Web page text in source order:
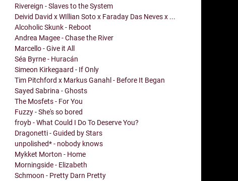
Rivereign - Slaves to the System
Deivid David x WIllian Soto x Faraday Das Neves x ...
Alcoholic Skunk - Reboot
Andrea Magee - Chase the River
Marcello - Give it All
Séa Byrne - Huracán
Simeon Kirkegaard - If Only
Tim Pitchford x Markus Ganahl - Before It Began
Sayed Sabrina - Ghosts
The Mosfets - For You
Fuzzy - She's so bored
froyb - What Could I Do To Deserve You?
Dragonetti - Guided by Stars
unpolished* - nobody knows
Mykket Morton - Home
Morningside - Elizabeth
Schmoon - Pretty Darn Pretty